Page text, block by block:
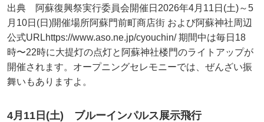
出典 阿蘇復興祭実行委員会開催日2026年4月11日(土)～5
月10日(日)開催場所阿蘇門前町商店街 および阿蘇神社周辺
公式URLhttps://www.aso.ne.jp/cyouchin/ 期間中は毎日18
時〜22時に大提灯の点灯と阿蘇神社楼門のライトアップが
開催されます。オープニングセレモニーでは、ぜんざい振
舞いもありますよ。
4月11日(土) ブルーインパルス展示飛行